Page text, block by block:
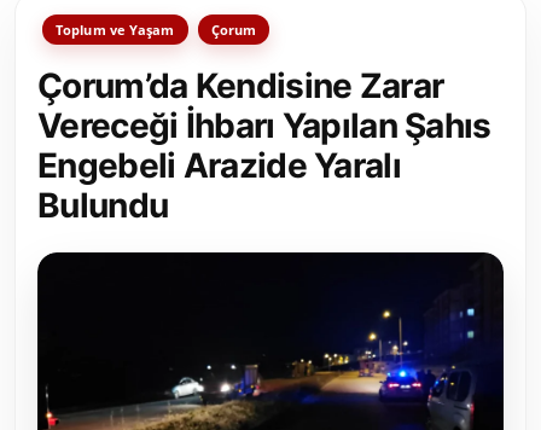
Siyasi Partiler
Yerel Yönetimler
Mülki İdare
Toplum ve Yaşam
Sivil Toplum Kuruluşları
Resmi Reklamlar
Toplum ve Yaşam Çorum
Çorum’da Kendisine Zarar
Vereceği İhbarı Yapılan Şahıs
Engebeli Arazide Yaralı
Bulundu